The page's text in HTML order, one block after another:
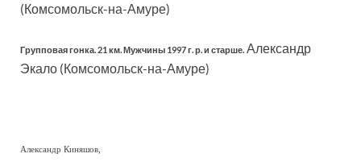
(Комсомольск-на-Амуре)
Групповая гонка. 21 км. Мужчины 1997 г. р. и старше. Александр
Экало (Комсомольск-на-Амуре)
Александр Киняшов,